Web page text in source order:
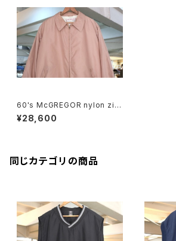
60's McGREGOR nylon zip
-up Jacket "Nylon Anti-Fre
eze"
¥28,600
同じカテゴリの商品